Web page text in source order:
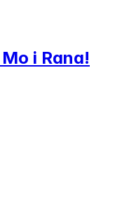
i Rana!